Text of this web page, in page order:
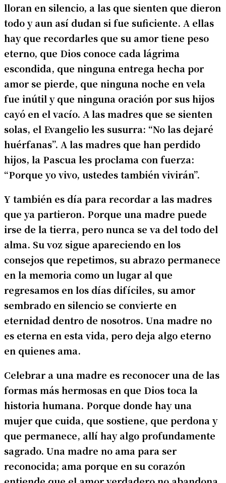
lloran en silencio, a las que sienten que dieron
todo y aun así dudan si fue suficiente. A ellas
hay que recordarles que su amor tiene peso
eterno, que Dios conoce cada lágrima
escondida, que ninguna entrega hecha por
amor se pierde, que ninguna noche en vela
fue inútil y que ninguna oración por sus hijos
cayó en el vacío. A las madres que se sienten
solas, el Evangelio les susurra: “No las dejaré
huérfanas”. A las madres que han perdido
hijos, la Pascua les proclama con fuerza:
“Porque yo vivo, ustedes también vivirán”.
Y también es día para recordar a las madres
que ya partieron. Porque una madre puede
irse de la tierra, pero nunca se va del todo del
alma. Su voz sigue apareciendo en los
consejos que repetimos, su abrazo permanece
en la memoria como un lugar al que
regresamos en los días difíciles, su amor
sembrado en silencio se convierte en
eternidad dentro de nosotros. Una madre no
es eterna en esta vida, pero deja algo eterno
en quienes ama.
Celebrar a una madre es reconocer una de las
formas más hermosas en que Dios toca la
historia humana. Porque donde hay una
mujer que cuida, que sostiene, que perdona y
que permanece, allí hay algo profundamente
sagrado. Una madre no ama para ser
reconocida; ama porque en su corazón